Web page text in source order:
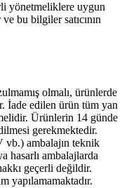
yönetmeliklere uygun
bu bilgiler satıcının
olmalı, ürünlerde
İade edilen ürün tüm yan
Ürünlerin 14 günde
gerekmektedir.
vb.) ambalajın teknik
hasarlı ambalajlarda
geçerli değildir.
yapılamamaktadır.